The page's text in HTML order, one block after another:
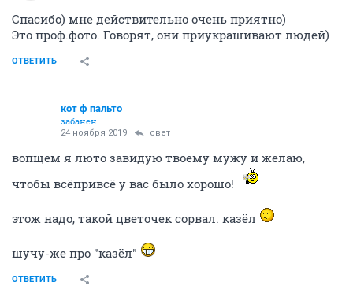
Спасибо) мне действительно очень приятно)
Это проф.фото. Говорят, они приукрашивают людей)
ОТВЕТИТЬ
кот ф пальто
забанен
24 ноября 2019 свет
вопщем я люто завидую твоему мужу и желаю,
чтобы всёпривсё у вас было хорошо!
этож надо, такой цветочек сорвал. казёл
шучу-же про "казёл"
ОТВЕТИТЬ